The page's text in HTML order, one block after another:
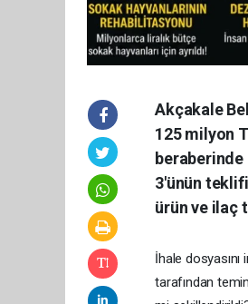
Akçakale
125 milyon
3'ünün
ürün ve ilaç
İhale
tarafından